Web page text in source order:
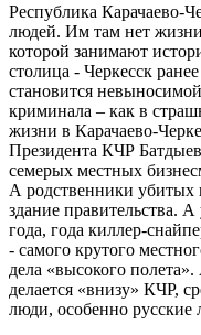
Республика Карачаево-
людей. Им там нет
которой занимают
столица - Черкесск
становится
криминала – как в
жизни в Карачаево-
Президента КЧР
семерых местных
А родственники убитых
здание правительства.
года, года киллер-
- самого крутого
дела «высокого
делается «внизу» КЧР,
люди, особенно русские